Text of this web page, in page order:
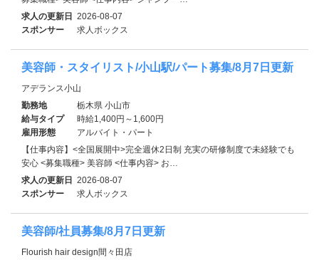
求人の更新日 2026-08-07
スポンサー
求人ボックス
美容師・スタイリスト/小山駅/パート募集/8月7日更新
アデランス小山
勤務地
栃木県 小山市
給与タイプ
時給1,400円～1,600円
雇用形態
アルバイト・パート
【仕事内容】<全国展開中>完全週休2日制 充実の研修制度で未経験でも
安心 <募集職種> 美容師 <仕事内容> お…
求人の更新日 2026-08-07
スポンサー
求人ボックス
美容師/社員募集/8月7日更新
Flourish hair design間々田店